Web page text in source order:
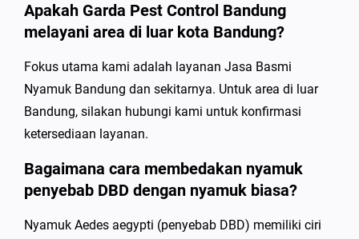
Apakah Garda Pest Control Bandung
melayani area di luar kota Bandung?
Fokus utama kami adalah layanan Jasa Basmi
Nyamuk Bandung dan sekitarnya. Untuk area di luar
Bandung, silakan hubungi kami untuk konfirmasi
ketersediaan layanan.
Bagaimana cara membedakan nyamuk
penyebab DBD dengan nyamuk biasa?
Nyamuk Aedes aegypti (penyebab DBD) memiliki ciri